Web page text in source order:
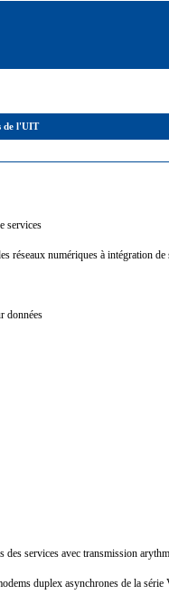
de l'UIT
services
réseaux numériques à intégration de
données
services avec transmission
duplex asynchrones de la série